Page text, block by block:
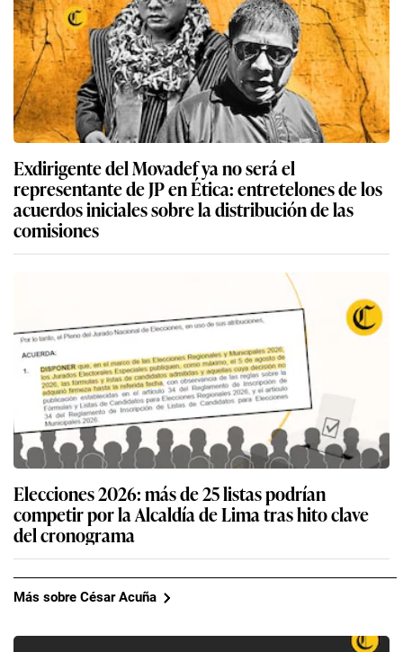
Exdirigente del Movadef ya no será el
representante de JP en Ética: entretelones de los
acuerdos iniciales sobre la distribución de las
comisiones
Elecciones 2026: más de 25 listas podrían
competir por la Alcaldía de Lima tras hito clave
del cronograma
Más sobre César Acuña